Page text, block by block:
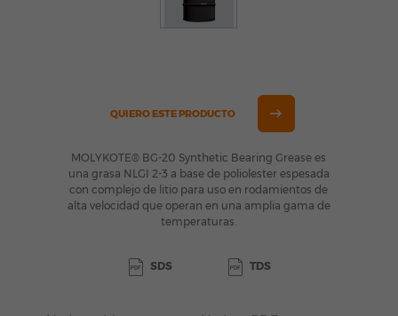
QUIERO ESTE PRODUCTO
MOLYKOTE® BG-20 Synthetic Bearing Grease es
una grasa NLGI 2-3 a base de poliolester espesada
con complejo de litio para uso en rodamientos de
alta velocidad que operan en una amplia gama de
temperaturas.
SDS TDS